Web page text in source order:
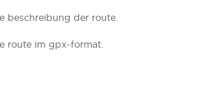
beschreibung der route.
route im gpx-format.